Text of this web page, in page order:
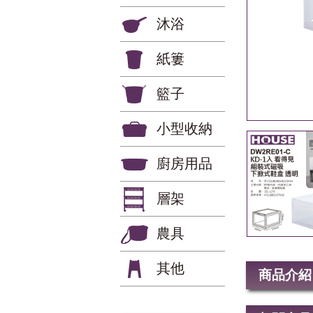
沐浴
紙簍
籃子
小型收納
廚房用品
層架
農具
其他 商品介紹